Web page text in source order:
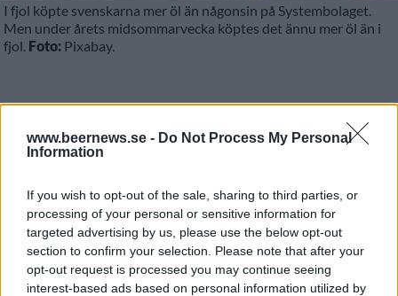
www.beernews.se - Do Not Process My Personal
Information
If you wish to opt-out of the sale, sharing to third parties, or
processing of your personal or sensitive information for
targeted advertising by us, please use the below opt-out
section to confirm your selection. Please note that after your
opt-out request is processed you may continue seeing
interest-based ads based on personal information utilized by
I fjol köpte svenskarna mer öl än någonsin på Systembolaget.
Men under årets midsommarvecka köptes det ännu mer öl än i
fjol. Foto: Pixabay.
I fjol köpte svenskarna mer öl än någonsin på
Systembolaget. Men under årets
midsommarvecka köptes det ännu mer öl än i fjol.
Att svenskarna gillar öl vet vi, och Systembolagets
siffror visar att försäljningen ökat mer eller mindre
konstant under de senaste 20 åren.